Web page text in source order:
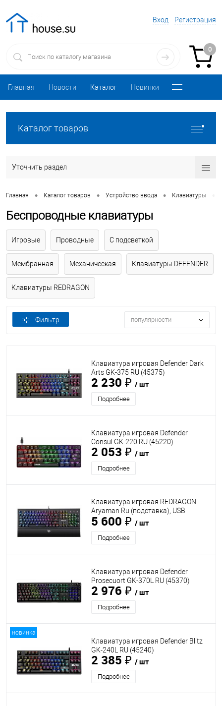
Вход Регистрация
0
Главная Новости Каталог Новинки
Каталог товаров
Уточнить раздел
Главная • Каталог товаров • Устройство ввода • Клавиатуры
Беспроводные клавиатуры
Игровые Проводные С подсветкой
Мембранная Механическая Клавиатуры DEFENDER
Клавиатуры REDRAGON
Фильтр популярности
Клавиатура игровая Defender Dark
Arts GK-375 RU (45375)
2 230 ₽ / шт
Подробнее
Клавиатура игровая Defender
Consul GK-220 RU (45220)
2 053 ₽ / шт
Подробнее
Клавиатура игровая REDRAGON
Aryaman Ru (подставка), USB
(75142)
5 600 ₽ / шт
Подробнее
Клавиатура игровая Defender
Prosecuort GK-370L RU (45370)
2 976 ₽ / шт
Подробнее
новинка
Клавиатура игровая Defender Blitz
GK-240L RU (45240)
2 385 ₽ / шт
Подробнее